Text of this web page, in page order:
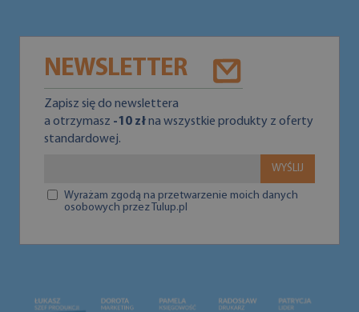
NEWSLETTER
Zapisz się do newslettera
a otrzymasz -10 złna wszystkie produkty z oferty
standardowej.
WYŚLIJ
Wyrażam zgodą na przetwarzenie moich danych
osobowych przez Tulup.pl